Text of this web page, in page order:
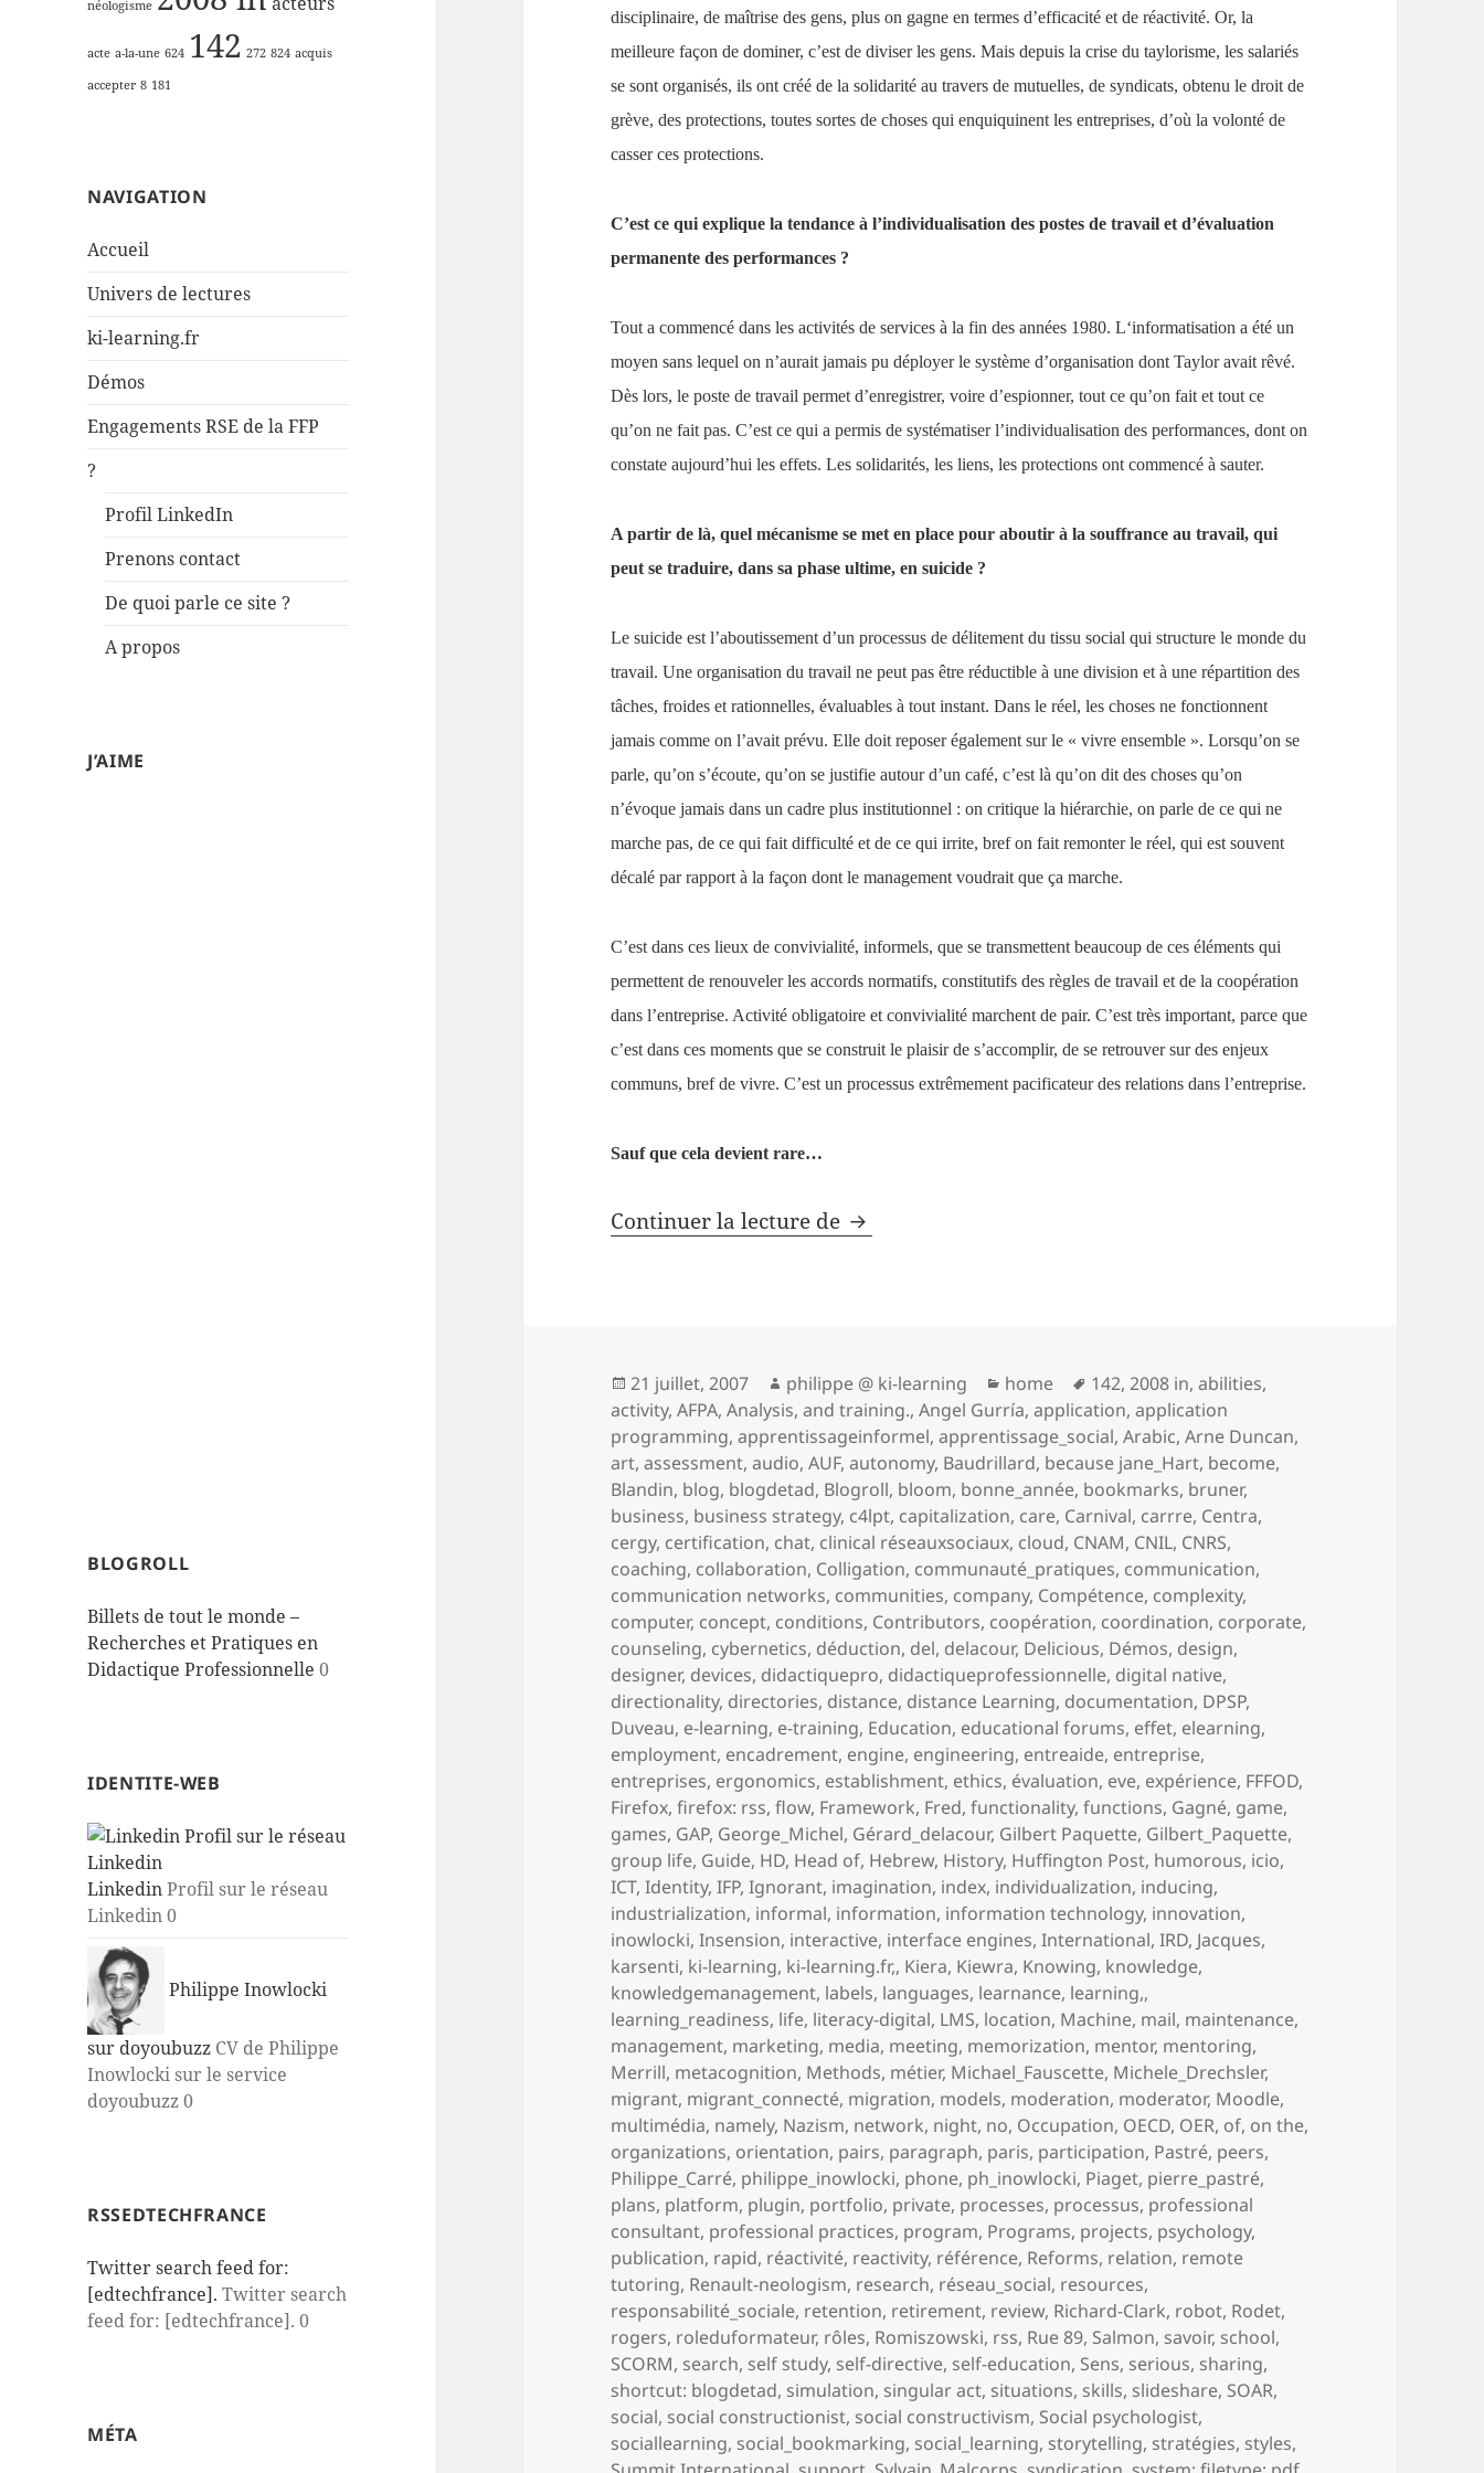
néologisme
acte a-la-une 624 142 272 824 acquis
accepter 8 181
NAVIGATION
Accueil
Univers de lectures
ki-learning.fr
Démos
Engagements RSE de la FFP
?
Profil LinkedIn
Prenons contact
De quoi parle ce site ?
A propos
J’AIME
BLOGROLL
Billets de tout le monde –
Recherches et Pratiques en
Didactique Professionnelle 0
IDENTITE-WEB
LinkedinProfil sur le réseau
Linkedin 0
Philippe Inowlocki
sur doyoubuzz CV de Philippe
Inowlocki sur le service
doyoubuzz 0
RSSEDTECHFRANCE
Twitter search feed for:
[edtechfrance]. Twitter search
feed for: [edtechfrance]. 0
MÉTA
disciplinaire, de maîtrise des gens, plus on gagne en termes d’efficacité et de réactivité. Or, la
meilleure façon de dominer, c’est de diviser les gens. Mais depuis la crise du taylorisme, les salariés
se sont organisés, ils ont créé de la solidarité au travers de mutuelles, de syndicats, obtenu le droit de
grève, des protections, toutes sortes de choses qui enquiquinent les entreprises, d’où la volonté de
casser ces protections.
C’est ce qui explique la tendance à l’individualisation des postes de travail et d’évaluation
permanente des performances ?
Tout a commencé dans les activités de services à la fin des années 1980. L‘informatisation a été un
moyen sans lequel on n’aurait jamais pu déployer le système d’organisation dont Taylor avait rêvé.
Dès lors, le poste de travail permet d’enregistrer, voire d’espionner, tout ce qu’on fait et tout ce
qu’on ne fait pas. C’est ce qui a permis de systématiser l’individualisation des performances, dont on
constate aujourd’hui les effets. Les solidarités, les liens, les protections ont commencé à sauter.
A partir de là, quel mécanisme se met en place pour aboutir à la souffrance au travail, qui
peut se traduire, dans sa phase ultime, en suicide ?
Le suicide est l’aboutissement d’un processus de délitement du tissu social qui structure le monde du
travail. Une organisation du travail ne peut pas être réductible à une division et à une répartition des
tâches, froides et rationnelles, évaluables à tout instant. Dans le réel, les choses ne fonctionnent
jamais comme on l’avait prévu. Elle doit reposer également sur le « vivre ensemble ». Lorsqu’on se
parle, qu’on s’écoute, qu’on se justifie autour d’un café, c’est là qu’on dit des choses qu’on
n’évoque jamais dans un cadre plus institutionnel : on critique la hiérarchie, on parle de ce qui ne
marche pas, de ce qui fait difficulté et de ce qui irrite, bref on fait remonter le réel, qui est souvent
décalé par rapport à la façon dont le management voudrait que ça marche.
C’est dans ces lieux de convivialité, informels, que se transmettent beaucoup de ces éléments qui
permettent de renouveler les accords normatifs, constitutifs des règles de travail et de la coopération
dans l’entreprise. Activité obligatoire et convivialité marchent de pair. C’est très important, parce que
c’est dans ces moments que se construit le plaisir de s’accomplir, de se retrouver sur des enjeux
communs, bref de vivre. C’est un processus extrêmement pacificateur des relations dans l’entreprise.
Sauf que cela devient rare…
Continuer la lecture de Souffrir au travail
Publié
le
21 juillet, 2007 Auteur
philippe @ ki-learning Catégories
home
Mots-
clés
142,2008 in,abilities,
activity,AFPA,Analysis,and training.,Angel Gurría,application,application
programming,apprentissageinformel,apprentissage_social,Arabic,Arne Duncan,
art,assessment,audio,AUF,autonomy, Baudrillard, because jane_Hart, become,
Blandin, blog, blogdetad, Blogroll, bloom, bonne_année, bookmarks, bruner,
business, business strategy, c4lpt, capitalization, care, Carnival, carrre, Centra,
cergy, certification, chat, clinical réseauxsociaux, cloud, CNAM, CNIL, CNRS,
coaching, collaboration, Colligation, communauté_pratiques, communication,
communication networks, communities, company, Compétence, complexity,
computer, concept, conditions, Contributors, coopération, coordination, corporate,
counseling, cybernetics, déduction, del, delacour, Delicious, Démos, design,
designer, devices, didactiquepro, didactiqueprofessionnelle, digital native,
directionality, directories, distance, distance Learning, documentation, DPSP,
Duveau, e-learning, e-training, Education, educational forums, effet, elearning,
employment, encadrement, engine, engineering, entreaide, entreprise,
entreprises, ergonomics, establishment, ethics, évaluation, eve, expérience, FFFOD,
Firefox,firefox: rss,flow, Framework, Fred,functionality,functions, Gagné, game,
games, GAP, George_Michel, Gérard_delacour, Gilbert Paquette, Gilbert_Paquette,
group life, Guide, HD, Head of, Hebrew, History, Huffington Post, humorous, icio,
ICT,Identity,IFP,Ignorant, imagination, index, individualization, inducing,
industrialization, informal, information, information technology, innovation,
inowlocki,Insension, interactive, interface engines,International,IRD, Jacques,
karsenti, ki-learning, ki-learning.fr,, Kiera, Kiewra, Knowing, knowledge,
knowledgemanagement, labels, languages, learnance, learning,,
learning_readiness, life, literacy-digital, LMS, location, Machine, mail, maintenance,
management, marketing, media, meeting, memorization, mentor, mentoring,
Merrill, metacognition, Methods, métier, Michael_Fauscette, Michele_Drechsler,
migrant, migrant_connecté, migration, models, moderation, moderator, Moodle,
multimédia, namely, Nazism, network, night, no, Occupation, OECD, OER, of, on the,
organizations, orientation, pairs, paragraph, paris, participation, Pastré, peers,
Philippe_Carré, philippe_inowlocki, phone, ph_inowlocki, Piaget, pierre_pastré,
plans, platform, plugin, portfolio, private, processes, processus, professional
consultant, professional practices, program, Programs, projects, psychology,
publication, rapid, réactivité, reactivity, référence, Reforms, relation, remote
tutoring, Renault-neologism, research, réseau_social, resources,
responsabilité_sociale, retention, retirement, review, Richard-Clark, robot, Rodet,
rogers, roleduformateur, rôles, Romiszowski, rss, Rue 89, Salmon, savoir, school,
SCORM, search, self study, self-directive, self-education, Sens, serious, sharing,
shortcut: blogdetad, simulation, singular act, situations, skills, slideshare, SOAR,
social, social constructionist, social constructivism, Social psychologist,
sociallearning, social_bookmarking, social_learning, storytelling, stratégies, styles,